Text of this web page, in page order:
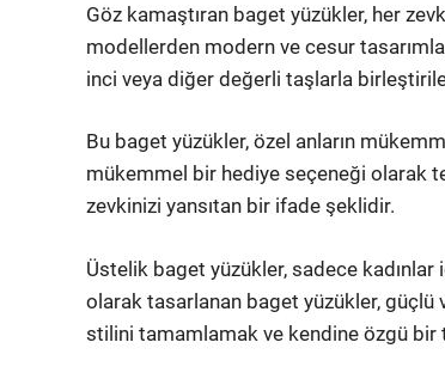
Göz kamaştıran baget yüzükler, her
modellerden modern ve cesur
inci veya diğer değerli taşlarla
Bu baget yüzükler, özel anların
mükemmel bir hediye seçeneği olarak
zevkinizi yansıtan bir ifade şeklidir.
Üstelik baget yüzükler, sadece
olarak tasarlanan baget yüzükler,
stilini tamamlamak ve kendine özgü